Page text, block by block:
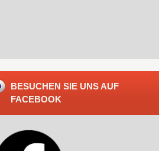
BESUCHEN SIE UNS AUF
FACEBOOK